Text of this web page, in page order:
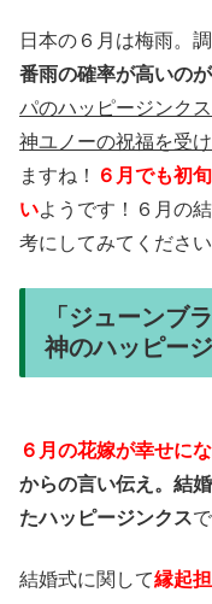
日本の６月は梅雨。
番雨の確率が高いの
パのハッピージンク
神ユノーの祝福を受
ますね！
６月でも初
いようです！６月の
考にしてみてください
「ジューンブ
神のハッピー
６月の花嫁が幸せに
からの言い伝え。結
たハッピージンクス
結婚式に関して縁起